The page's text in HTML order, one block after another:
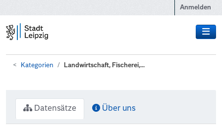
Anmelden
Kategorien Landwirtschaft, Fischerei,...
Datensätze Über uns